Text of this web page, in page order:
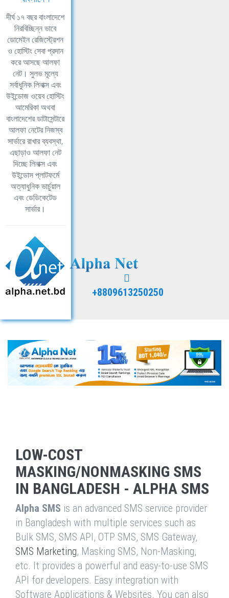
দীর্ঘ ১৭ বছর বাংলাদেশে
নিরবিচ্ছিন্ন ভাবে
ডোমেইন রেজিস্ট্রেশন
ও হোস্টিং সেবা প্রদান
করে আসছে আলফা
নেট। সুলভ মূল্যে
সর্বাধুনিক লিনাক্স এবং
উইন্ডোজ ওয়েব হোস্টিং
আমেরিকা অথবা
বাংলাদেশের ডাটাসেন্টারে
আলফা নেটের নিজস্ব
সার্ভারে রাখার ব্যবস্থা,
এছাড়াও আলফা নেট
দিচ্ছে লিনাক্স এবং
উইন্ডোস প্লাটফর্মে
অত্যাধুনিক ভার্চুয়াল
এবং ডেডিকেটেড
সার্ভার।
+8809613250250
LOW-COST
MASKING/NONMASKING SMS
IN BANGLADESH - ALPHA SMS
Alpha SMS is an advanced SMS service provider
in Bangladesh with multiple services such as
Bulk SMS, SMS API, OTP SMS, SMS Gateway,
SMS Marketing, Masking SMS, Non-Masking,
etc. It provides a powerful and easy-to-use SMS
API for developers. Easy integration with
Software Applications & Websites. You can also